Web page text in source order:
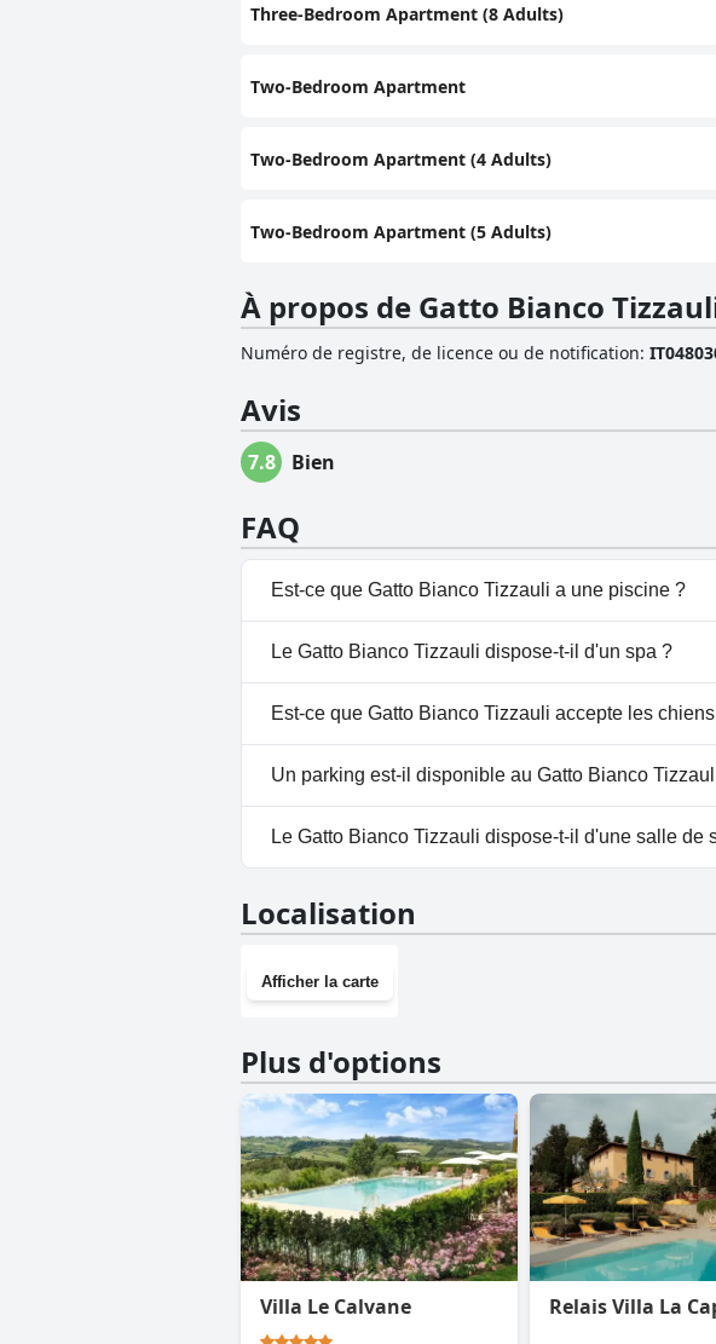
Three-Bedroom Apartment (8 Adults)
Two-Bedroom Apartment
Two-Bedroom Apartment (4 Adults)
Two-Bedroom Apartment (5 Adults)
À propos de Gatto Bianco
Numéro de registre, de licence ou de notification:
Avis
7.8 Bien
FAQ
Est-ce que Gatto Bianco Tizzauli a une piscine ?
Oui, Gatto Bianco Tizzauli dispose de piscine(s)
Le Gatto Bianco Tizzauli dispose-t-il d'un spa ?
Non, il n'y a pas de spa à Gatto Bianco Tizzauli.
Est-ce que Gatto Bianco Tizzauli accepte les
Non, Gatto Bianco Tizzauli n'accepte pas les
Un parking est-il disponible au Gatto Bianco
Oui, un parking est disponible à Gatto Bianco
Le Gatto Bianco Tizzauli dispose-t-il d'une salle de
Localisation
Afficher la carte
Plus d'options
Villa Le Calvane Relais Villa La